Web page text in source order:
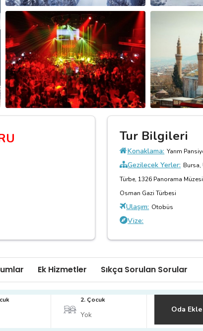
PASTIRMALI
Tur Bilgileri
Konaklama: Yarım
Gezilecek Yerler: Bursa,
Türbe, 1326 Panorama
Osman Gazi Türbesi
Ulaşım: Otobüs
Vize:
Ek Hizmetler Sıkça Sorulan Sorular
2. Çocuk
Oda Ekle